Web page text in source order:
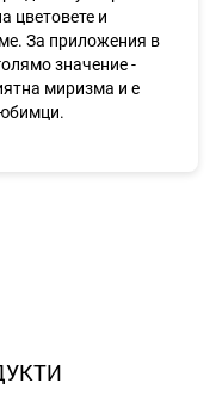
цветовете и
За приложения в
значение -
миризма и е